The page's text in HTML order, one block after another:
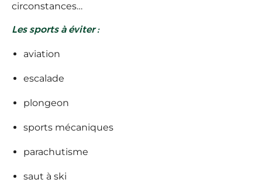
circonstances…
Les sports à éviter :
aviation
escalade
plongeon
sports mécaniques
parachutisme
saut à ski